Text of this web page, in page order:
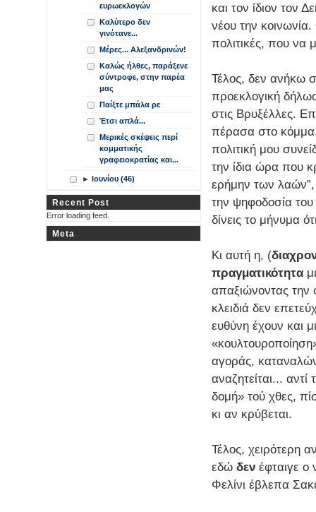
και τον ίδιον τον
νέου την κοινωνία.
πολιτικές, που να
Τέλος, δεν ανήκω
προεκλογική
στις Βρυξέλλες.
πέρασα στο
πολιτική μου
την ίδια ώρα που
ερήμην των λαών”,
την ψηφοδοσία
δίνεις το μήνυμα
Κι αυτή η, (
πραγματικότητα
απαξιώνοντας
κλειδιά δεν
ευθύνη έχουν και
αγοράς,
αναζητείται...
δομή» τού χθες,
κι αν κρύβεται.
Τέλος, χειρότερη
εδώ δεν έφταιγε
Φελίνι έβλεπα
ευρωεκλογών
Καλύτερο δεν
γινότανε...
Μέρες... Αλεξανδρινών!
Καλώς ήλθες, παράξενε
σύντροφε, στην παρέα
μας
Παίξτε μπάλα ρε
Έτσι απλά...
Μερικές σκέψεις περί
κομματικής
γραφειοκρατίας και...
► Ιουνίου (46)
Recent Post
Error loading feed.
Meta